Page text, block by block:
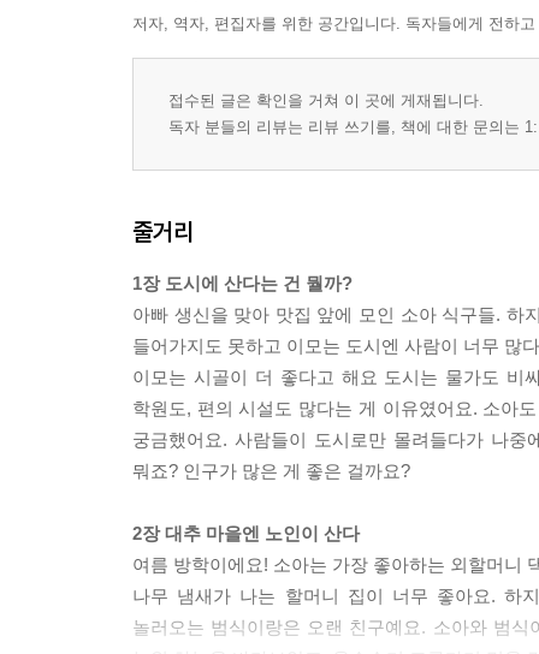
저자, 역자, 편집자를 위한 공간입니다. 독자들에게 전하
접수된 글은 확인을 거쳐 이 곳에 게재됩니다.
독자 분들의 리뷰는 리뷰 쓰기를, 책에 대한 문의는
줄거리
1장 도시에 산다는 건 뭘까?
아빠 생신을 맞아 맛집 앞에 모인 소아 식구들. 하
들어가지도 못하고 이모는 도시엔 사람이 너무 많
이모는 시골이 더 좋다고 해요 도시는 물가도 비
학원도, 편의 시설도 많다는 게 이유였어요. 소아
궁금했어요. 사람들이 도시로만 몰려들다가 나
뭐죠? 인구가 많은 게 좋은 걸까요?
2장 대추 마을엔 노인이 산다
여름 방학이에요! 소아는 가장 좋아하는 외할머니
나무 냄새가 나는 할머니 집이 너무 좋아요. 하
놀러오는 범식이랑은 오랜 친구예요. 소아와 범